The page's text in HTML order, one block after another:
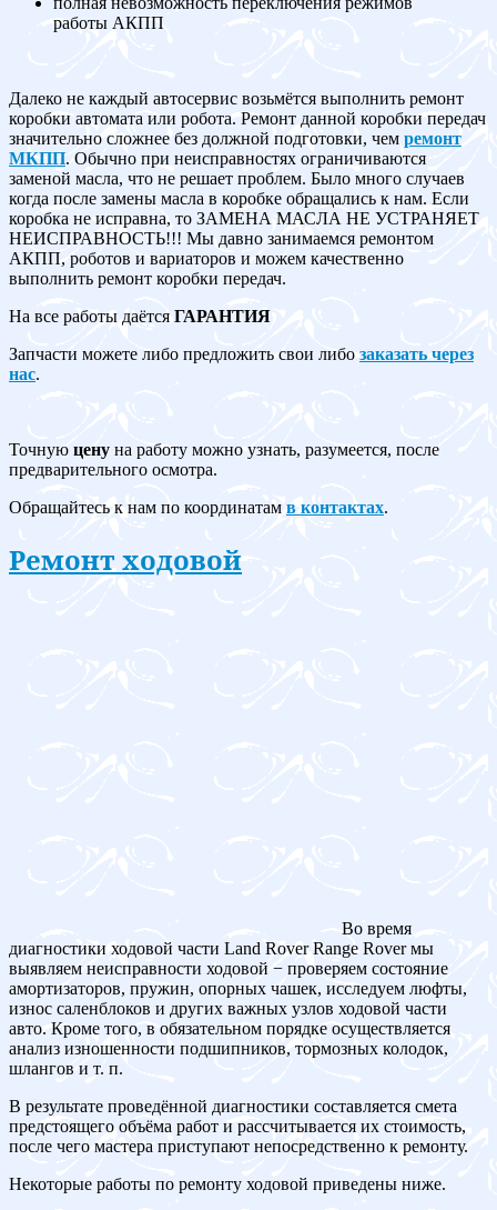
работы АКПП
Далеко не каждый автосервис возьмётся выполнить ремонт
коробки автомата или робота. Ремонт данной коробки передач
значительно сложнее без должной подготовки, чем ремонт
МКПП. Обычно при неисправностях ограничиваются
заменой масла, что не решает проблем. Было много случаев
когда после замены масла в коробке обращались к нам. Если
коробка не исправна, то ЗАМЕНА МАСЛА НЕ УСТРАНЯЕТ
НЕИСПРАВНОСТЬ!!! Мы давно занимаемся ремонтом
АКПП, роботов и вариаторов и можем качественно
выполнить ремонт коробки передач.
На все работы даётсяГАРАНТИЯ
Запчасти можете либо предложить свои либо заказать через
нас.
Точную цену на работу можно узнать, разумеется, после
предварительного осмотра.
Обращайтесь к нам по координатам в контактах.
Ремонт ходовой
Во время
диагностики ходовой части Land Rover Range Rover мы
выявляем неисправности ходовой − проверяем состояние
амортизаторов, пружин, опорных чашек, исследуем люфты,
износ саленблоков и других важных узлов ходовой части
авто. Кроме того, в обязательном порядке осуществляется
анализ изношенности подшипников, тормозных колодок,
шлангов и т. п.
В результате проведённой диагностики составляется смета
предстоящего объёма работ и рассчитывается их стоимость,
после чего мастера приступают непосредственно к ремонту.
Некоторые работы по ремонту ходовой приведены ниже.